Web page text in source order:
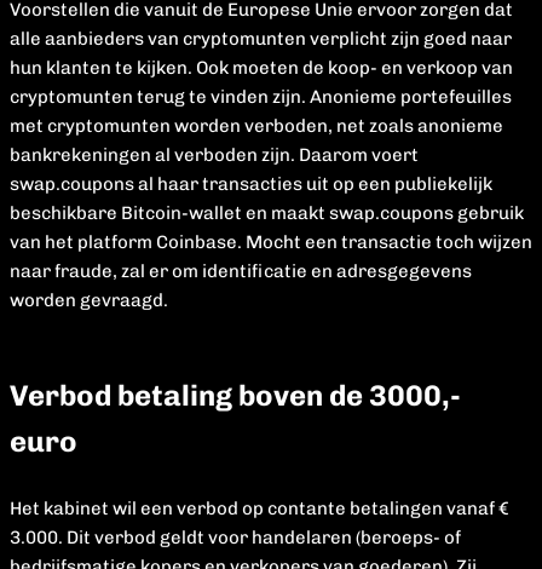
Voorstellen die vanuit de Europese Unie ervoor zorgen dat
alle aanbieders van cryptomunten verplicht zijn goed naar
hun klanten te kijken. Ook moeten de koop- en verkoop van
cryptomunten terug te vinden zijn. Anonieme portefeuilles
met cryptomunten worden verboden, net zoals anonieme
bankrekeningen al verboden zijn. Daarom voert
swap.coupons al haar transacties uit op een publiekelijk
beschikbare Bitcoin-wallet en maakt swap.coupons gebruik
van het platform Coinbase. Mocht een transactie toch wijzen
naar fraude, zal er om identificatie en adresgegevens
worden gevraagd.
Verbod betaling boven de 3000,-
euro
Het kabinet wil een verbod op contante betalingen vanaf €
3.000. Dit verbod geldt voor handelaren (beroeps- of